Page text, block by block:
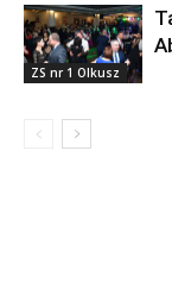
ZS nr 1 Olkusz